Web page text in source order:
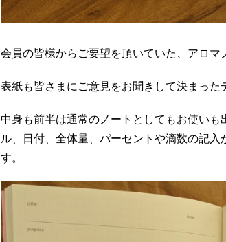
会員の皆様からご要望を頂いていた、アロマ
表紙も皆さまにご意見をお聞きして決まった
中身も前半は通常のノートとしてもお使いも
ル、日付、全体量、パーセントや滴数の記
す。